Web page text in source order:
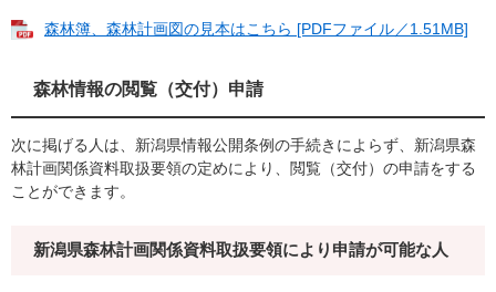
森林簿、森林計画図の見本はこちら [PDFファイル／1.51MB]
森林情報の閲覧（交付）申請
次に掲げる人は、新潟県情報公開条例の手続きによらず、新潟県森
林計画関係資料取扱要領の定めにより、閲覧（交付）の申請をする
ことができます。
新潟県森林計画関係資料取扱要領により申請が可能な人